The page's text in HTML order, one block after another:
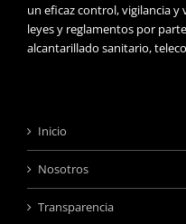
un eficaz control, vigilancia
leyes y reglamentos por
alcantarillado sanitario,
Inicio
Nosotros
Transparencia